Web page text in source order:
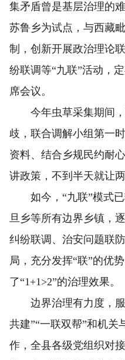
集矛盾曾是基层治理的
苏鲁乡为试点，与西藏
制，创新开展政治理论
纷联调等“九联”活动，
席会议。
今年虫草采集期间，
歧，联合调解小组第一
资料、结合乡规民约耐
讲政策，不到半天就让
如今，“九联”模式已
旦乡等所有边界乡镇，
纠纷联调、治安问题联
局，充分发挥“联”的优
了“1+1>2”的治理效果。
边界治理有力度，服
共建”“一联双帮”和机关
作，全县各级党组织对